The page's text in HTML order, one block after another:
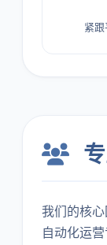
紧
我们的核
自动化运